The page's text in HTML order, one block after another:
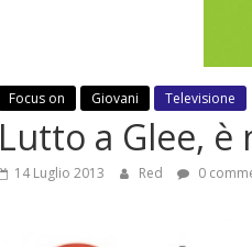
Focus on Giovani Televisione
Lutto a Glee,
14 Luglio 2013 Red 0